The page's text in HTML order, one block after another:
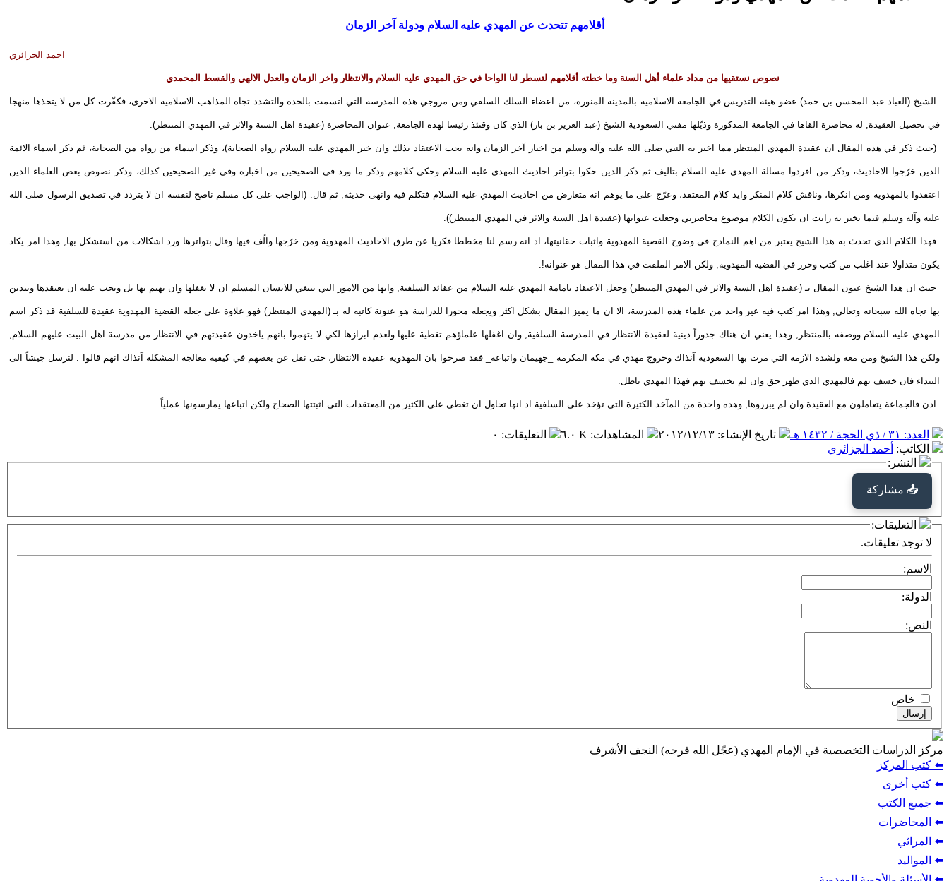
أقلامهم تتحدث عن المهدي عليه السلام ودولة آخر الزمان
احمد الجزائري
نصوص نستقيها من مداد علماء أهل السنة وما خطته أقلامهم لتسطر لنا الواحا في حق المهدي عليه السلام والانتظار واخر الزمان والعدل الالهي والقسط المحمدي
الشيخ (العباد عبد المحسن بن حمد) عضو هيئة التدريس في الجامعة الاسلامية بالمدينة المنورة، من اعضاء السلك السلفي ومن مروجي هذه المدرسة التي اتسمت بالحدة والتشدد تجاه المذاهب الاسلامية الاخرى، فكفّرت كل من لا يتخذها منهجا
في تحصيل العقيدة, له محاضرة القاها في الجامعة المذكورة وذيّلها مفتي السعودية الشيخ (عبد العزيز بن باز) الذي كان وقتئذ رئيسا لهذه الجامعة, عنوان المحاضرة (عقيدة اهل السنة والاثر في المهدي المنتظر).
(حيث ذكر في هذه المقال ان عقيدة المهدي المنتظر مما اخبر به النبي صلى الله عليه وآله وسلم من اخبار آخر الزمان وانه يجب الاعتقاد بذلك وان خبر المهدي عليه السلام رواه الصحابة)، وذكر اسماء من رواه من الصحابة، ثم ذكر اسماء الائمة
الذين خرّجوا الاحاديث، وذكر من افردوا مسالة المهدي عليه السلام بتاليف ثم ذكر الذين حكوا بتواتر احاديث المهدي عليه السلام وحكى كلامهم وذكر ما ورد في الصحيحين من اخباره وفي غير الصحيحين كذلك، وذكر نصوص بعض العلماء الذين
اعتقدوا بالمهدوية ومن انكرها، وناقش كلام المنكر وايد كلام المعتقد، وعرّج على ما يوهم انه متعارض من احاديث المهدي عليه السلام فتكلم فيه وانهى حديثه, ثم قال: (الواجب على كل مسلم ناصح لنفسه ان لا يتردد في تصديق الرسول صلى الله
عليه وآله وسلم فيما يخبر به رايت ان يكون الكلام موضوع محاضرتي وجعلت عنوانها (عقيدة اهل السنة والاثر في المهدي المنتظر)).
فهذا الكلام الذي تحدث به هذا الشيخ يعتبر من اهم النماذج في وضوح القضية المهدوية واثبات حقانيتها، اذ انه رسم لنا مخططا فكريا عن طرق الاحاديث المهدوية ومن خرّجها والّف فيها وقال بتواترها ورد اشكالات من استشكل بها, وهذا امر يكاد
يكون متداولا عند اغلب من كتب وحرر في القضية المهدوية, ولكن الامر الملفت في هذا المقال هو عنوانه!.
حيث ان هذا الشيخ عنون المقال بـ (عقيدة اهل السنة والاثر في المهدي المنتظر) وجعل الاعتقاد بامامة المهدي عليه السلام من عقائد السلفية, وانها من الامور التي ينبغي للانسان المسلم ان لا يغفلها وان يهتم بها بل ويجب عليه ان يعتقدها ويتدين
بها تجاه الله سبحانه وتعالى, وهذا امر كتب فيه غير واحد من علماء هذه المدرسة، الا ان ما يميز المقال بشكل اكثر ويجعله محورا للدراسة هو عنونة كاتبه له بـ (المهدي المنتظر) فهو علاوة على جعله القضية المهدوية عقيدة للسلفية قد ذكر اسم
المهدي عليه السلام ووصفه بالمنتظر, وهذا يعني ان هناك جذوراً دينية لعقيدة الانتظار في المدرسة السلفية, وان اغفلها علماؤهم تغطية عليها ولعدم ابرازها لكي لا يتهموا بانهم ياخذون عقيدتهم في الانتظار من مدرسة اهل البيت عليهم السلام
ولكن هذا الشيخ ومن معه ولشدة الازمة التي مرت بها السعودية آنذاك وخروج مهدي في مكة المكرمة _جهيمان واتباعه_ فقد صرحوا بان المهدوية عقيدة الانتظار، حتى نقل عن بعضهم في كيفية معالجة المشكلة آنذاك انهم قالوا : لنرسل جيشاً الى
البيداء فان خسف بهم فالمهدي الذي ظهر حق وان لم يخسف بهم فهذا المهدي باطل.
اذن فالجماعة يتعاملون مع العقيدة وان لم يبرزوها, وهذه واحدة من المآخذ الكثيرة التي تؤخذ على السلفية اذ انها تحاول ان تغطي على الكثير من المعتقدات التي اثبتتها الصحاح ولكن اتباعها يمارسونها عملياً.
العدد: ٣١ / ذي الحجة / ١٤٣٢ هـ تاريخ الإنشاء: ٢٠١٢/١٢/١٣ المشاهدات: ٦.٠ K التعليقات: ٠
الكاتب: أحمد الجزائري
النشر:
📤 مشاركة
التعليقات:
لا توجد تعليقات.
الاسم:
الدولة:
النص:
خاص
إرسال
مركز الدراسات التخصصية في الإمام المهدي (عجّل الله فرجه) النجف الأشرف
⬅️ كتب المركز
⬅️ كتب أخرى
⬅️ جميع الكتب
⬅️ المحاضرات
⬅️ المراثي
⬅️ المواليد